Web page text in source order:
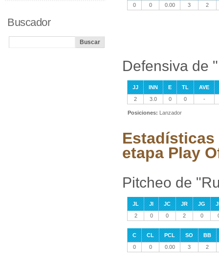
0
0 0.00 3 2
Defensiva de
JJ INN E TL
AVE
2
3.0 0 0 -
Posiciones: Lanzador
Estadísticas
etapa Play
Pitcheo de
JL JI JC JR JG
2
0 0 2 0
C CL PCL SO
BB
0
0 0.00 3 2
Buscador